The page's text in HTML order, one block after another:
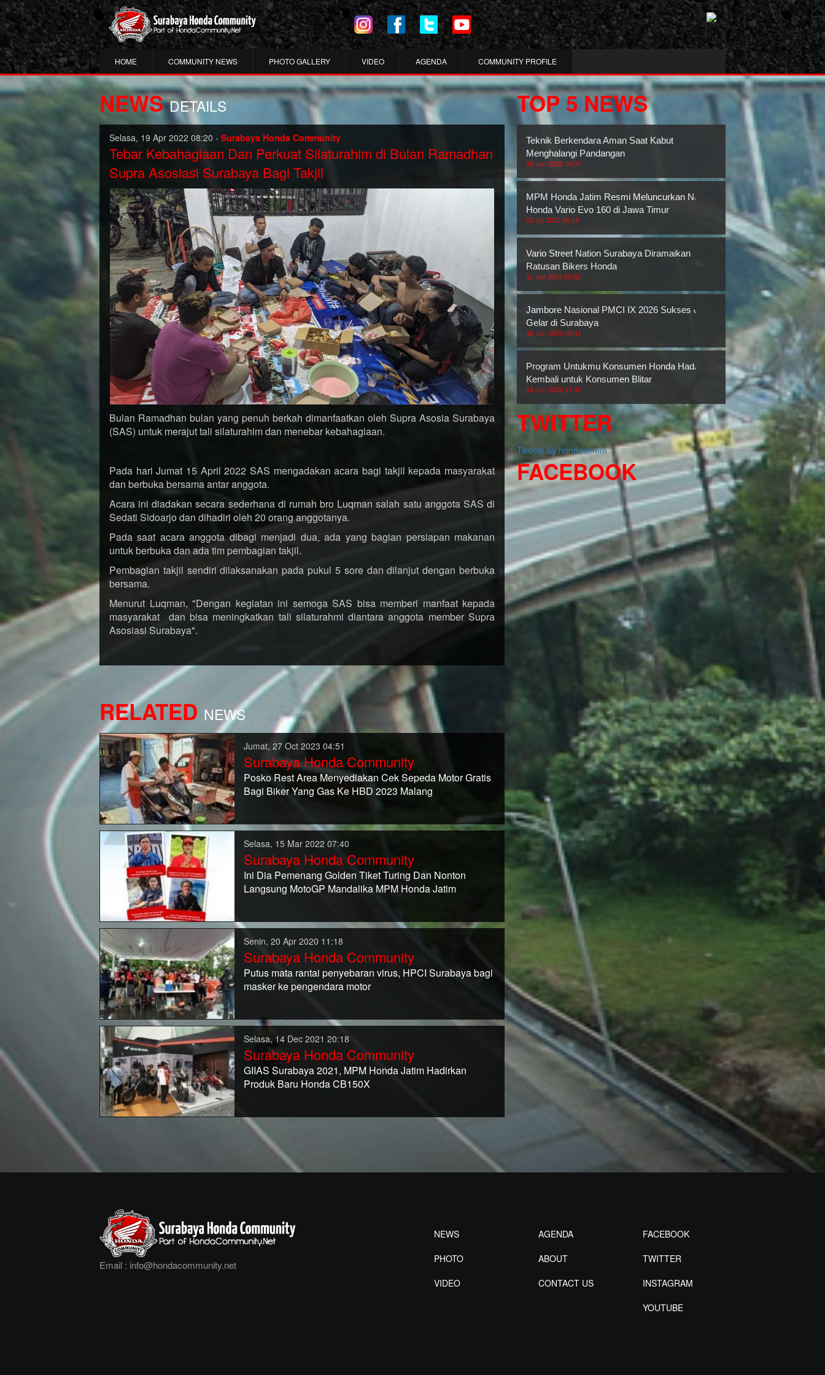
HOME COMMUNITY NEWS PHOTO GALLERY VIDEO AGENDA COMMUNITY PROFILE
NEWS DETAILS
Selasa, 19 Apr 2022 08:20 - Surabaya Honda Community
Tebar Kebahagiaan Dan Perkuat Silaturahim di Bulan Ramadhan
Supra Asosiasi Surabaya Bagi Takjil
Bulan Ramadhan bulan yang penuh berkah dimanfaatkan oleh Supra Asosia Surabaya
(SAS) untuk merajut tali silaturahim dan menebar kebahagiaan.
Pada hari Jumat 15 April 2022 SAS mengadakan acara bagi takjil kepada masyarakat
dan berbuka bersama antar anggota.
Acara ini diadakan secara sederhana di rumah bro Luqman salah satu anggota SAS di
Sedati Sidoarjo dan dihadiri oleh 20 orang anggotanya.
Pada saat acara anggota dibagi menjadi dua, ada yang bagian persiapan makanan
untuk berbuka dan ada tim pembagian takjil.
Pembagian takjil sendiri dilaksanakan pada pukul 5 sore dan dilanjut dengan berbuka
bersama.
Menurut Luqman, "Dengan kegiatan ini semoga SAS bisa memberi manfaat kepada
masyarakat dan bisa meningkatkan tali silaturahmi diantara anggota member Supra
Asosiasi Surabaya".
RELATED NEWS
Jumat, 27 Oct 2023 04:51
Surabaya Honda Community
Posko Rest Area Menyediakan Cek Sepeda Motor Gratis
Bagi Biker Yang Gas Ke HBD 2023 Malang
Selasa, 15 Mar 2022 07:40
Surabaya Honda Community
Ini Dia Pemenang Golden Tiket Turing Dan Nonton
Langsung MotoGP Mandalika MPM Honda Jatim
Senin, 20 Apr 2020 11:18
Surabaya Honda Community
Putus mata rantai penyebaran virus, HPCI Surabaya bagi
masker ke pengendara motor
Selasa, 14 Dec 2021 20:18
Surabaya Honda Community
GIIAS Surabaya 2021, MPM Honda Jatim Hadirkan
Produk Baru Honda CB150X
TOP 5 NEWS
Teknik Berkendara Aman Saat Kabut
Menghalangi Pandangan
18 Jun 2026 06:07
MPM Honda Jatim Resmi Meluncurkan New
Honda Vario Evo 160 di Jawa Timur
02 Jul 2026 05:19
Vario Street Nation Surabaya Diramaikan
Ratusan Bikers Honda
11 Jun 2026 08:32
Jambore Nasional PMCI IX 2026 Sukses di
Gelar di Surabaya
18 Jun 2026 06:41
Program Untukmu Konsumen Honda Hadir
Kembali untuk Konsumen Blitar
14 Jun 2026 17:42
TWITTER
Tweets by hondacomm
FACEBOOK
Email : info@hondacommunity.net
NEWS
PHOTO
VIDEO
AGENDA
ABOUT
CONTACT US
FACEBOOK
TWITTER
INSTAGRAM
YOUTUBE